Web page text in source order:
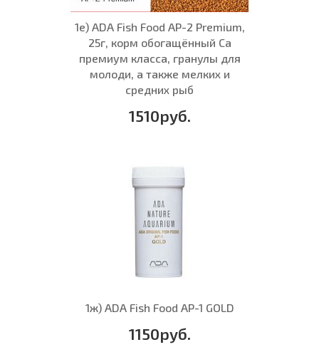
1е) ADA Fish Food AP-2 Premium,
25г, корм обогащённый Са
премиум класса, гранулы для
молоди, а также мелких и
средних рыб
1510руб.
1ж) ADA Fish Food AP-1 GOLD
1150руб.